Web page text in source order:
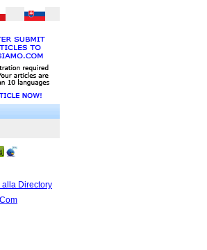
alla Directory